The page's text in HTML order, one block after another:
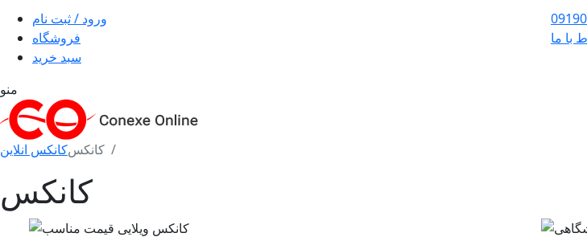
ورود / ثبت نام
فروشگاه
سبد خرید
با ما
منو
کانکس انلاینکانکس
کانکس